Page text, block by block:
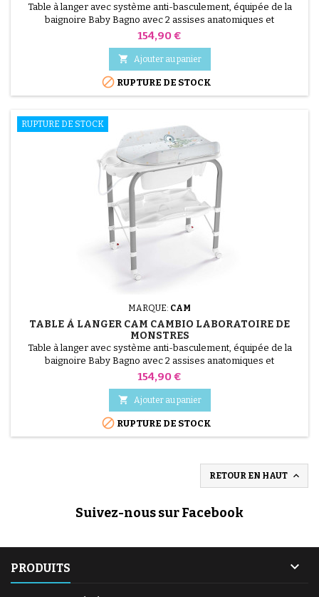
(1 avis)
Table à langer avec système anti-basculement, équipée de la
baignoire Baby Bagno avec 2 assises anatomiques et
antidérapantes (une inclinée pour les bébés de 0 à 6 mois et une
assise avec accoudoirs pour les bébés de 6 à 12 mois). Espaces
porte-savon et porte-éponge, petite douche, bouchon et tuyau
pour l’évacuation de l’eau, tiroir porte-objets avec...
Prix
154,90 €
 Ajouter au panier
 RUPTURE DE STOCK
RUPTURE DE STOCK
MARQUE: CAM
TABLE À LANGER CAM CAMBIO LABORATOIRE DE
MONSTRES
Table à langer avec système anti-basculement, équipée de la
baignoire Baby Bagno avec 2 assises anatomiques et
antidérapantes (une inclinée pour les bébés de 0 à 6 mois et une
assise avec accoudoirs pour les bébés de 6 à 12 mois). Espaces
porte-savon et porte-éponge, petite douche, bouchon et tuyau
pour l’évacuation de l’eau, tiroir porte-objets avec...
Prix
154,90 €
 Ajouter au panier
 RUPTURE DE STOCK
RETOUR EN HAUT 
Suivez-nous sur Facebook
PRODUITS 